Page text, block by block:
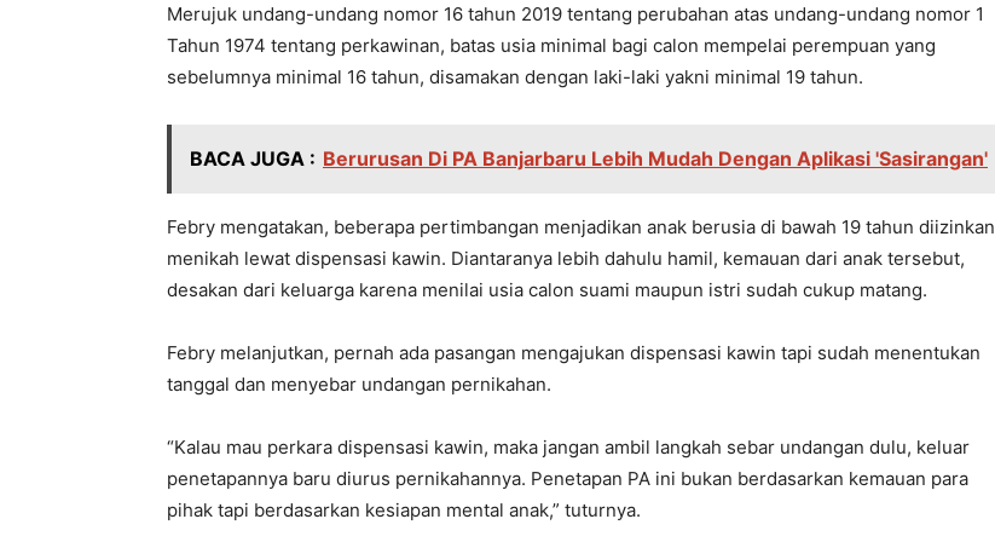
Merujuk undang-undang nomor 16 tahun 2019 tentang perubahan atas undang-undang nomor 1
Tahun 1974 tentang perkawinan, batas usia minimal bagi calon mempelai perempuan yang
sebelumnya minimal 16 tahun, disamakan dengan laki-laki yakni minimal 19 tahun.
BACA JUGA : Berurusan Di PA Banjarbaru Lebih Mudah Dengan Aplikasi 'Sasirangan'
Febry mengatakan, beberapa pertimbangan menjadikan anak berusia di bawah 19 tahun diizinkan
menikah lewat dispensasi kawin. Diantaranya lebih dahulu hamil, kemauan dari anak tersebut,
desakan dari keluarga karena menilai usia calon suami maupun istri sudah cukup matang.
Febry melanjutkan, pernah ada pasangan mengajukan dispensasi kawin tapi sudah menentukan
tanggal dan menyebar undangan pernikahan.
“Kalau mau perkara dispensasi kawin, maka jangan ambil langkah sebar undangan dulu, keluar
penetapannya baru diurus pernikahannya. Penetapan PA ini bukan berdasarkan kemauan para
pihak tapi berdasarkan kesiapan mental anak,” tuturnya.